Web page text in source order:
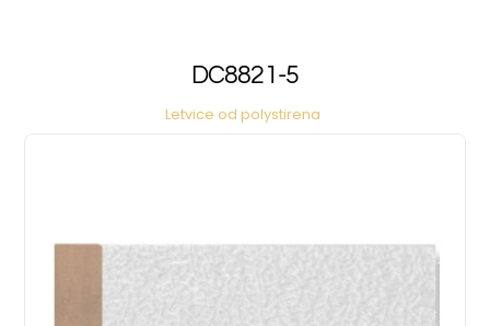
DC8821-5
Letvice od polystirena